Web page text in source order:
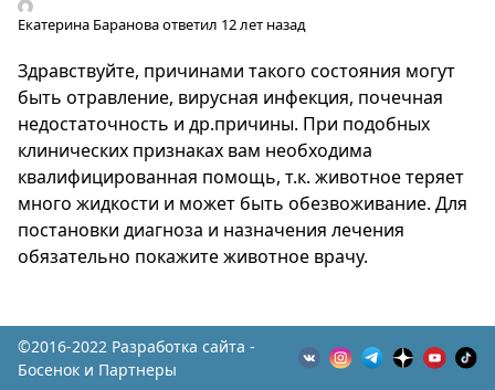
Екатерина Барановаответил 12 лет назад
Здравствуйте, причинами такого состояния могут
быть отравление, вирусная инфекция, почечная
недостаточность и др.причины. При подобных
клинических признаках вам необходима
квалифицированная помощь, т.к. животное теряет
много жидкости и может быть обезвоживание. Для
постановки диагноза и назначения лечения
обязательно покажите животное врачу.
©2016-2022 Разработка сайта -
Босенок и Партнеры